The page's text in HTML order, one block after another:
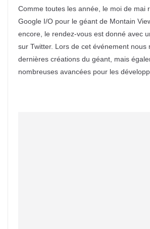
Comme toutes les année, le moi de mai
Google I/O pour le géant de Montain
encore, le rendez-vous est donné avec
sur Twitter. Lors de cet événement nous
dernières créations du géant, mais
nombreuses avancées pour les